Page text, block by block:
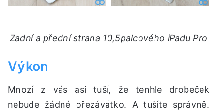
Zadní a přední strana 10,5palcového iPadu Pro
Výkon
Mnozí z vás asi tuší, že tenhle drobeček
nebude žádné ořezávátko. A tušíte správně.